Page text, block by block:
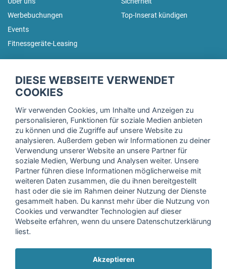
Werbebuchungen
Events
Fitnessgeräte-Leasing
Top-Inserat kündigen
Trage dich hier für unseren Newsletter ein und erhalte regelmäßig
Ich stimme der Verarbeitung meiner Daten, wie in der
Einwilligungserklärungder fitnessmarkt.de services GmbH
beschrieben, zu und bestätige, dass ich das 16. Lebensjahr
vollendet habe. Ich kann diese Einwilligung jederzeit mit
Wirkung für die Zukunft widerrufen. Weitere Informationen
finden Sie in unsererDatenschutzerklärung.
DIESE WEBSEITE VERWENDET
COOKIES
Wir verwenden Cookies, um Inhalte und Anzeigen zu
personalisieren, Funktionen für soziale Medien anbieten
zu können und die Zugriffe auf unsere Website zu
analysieren. Außerdem geben wir Informationen zu deiner
Verwendung unserer Website an unsere Partner für
soziale Medien, Werbung und Analysen weiter. Unsere
Partner führen diese Informationen möglicherweise mit
weiteren Daten zusammen, die du ihnen bereitgestellt
hast oder die sie im Rahmen deiner Nutzung der Dienste
gesammelt haben. Du kannst mehr über die Nutzung von
Cookies und verwandter Technologien auf dieser
Webseite erfahren, wenn du unsere Datenschutzerklärung
liest.
Akzeptieren